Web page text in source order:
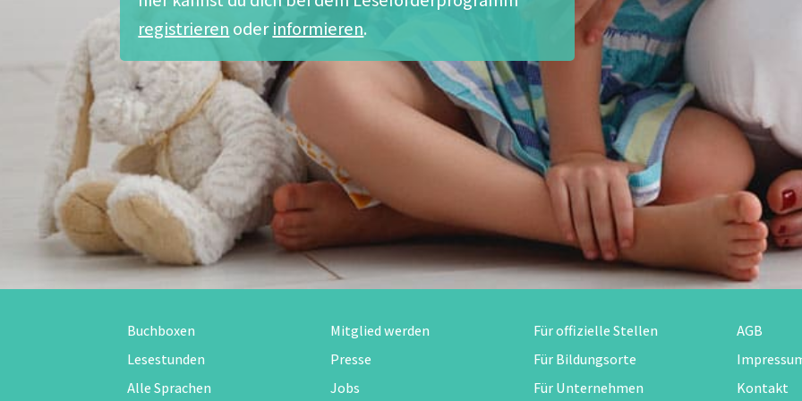
registrieren oderinformieren.
Buchboxen
Lesestunden
Alle Sprachen
Mitglied werden
Presse
Jobs
Für offizielle Stellen
Für Bildungsorte
Für Unternehmen
AGB
Kontakt